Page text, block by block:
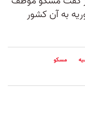
به آن کشور
مسکو